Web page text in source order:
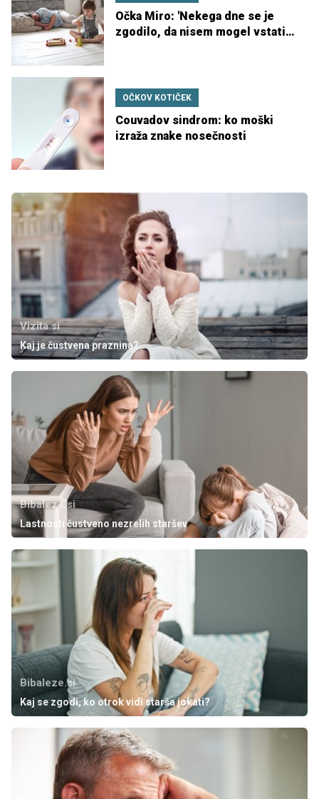
Očka Miro: 'Nekega dne se je
zgodilo, da nisem mogel vstati
OČKOV KOTIČEK
Couvadov sindrom: ko moški
izraža znake nosečnosti
Vizita.si
Kaj je čustvena praznina?
Bibaleze.si
Lastnosti čustveno nezrelih staršev
Bibaleze.si
Kaj se zgodi, ko otrok vidi starša jokati?